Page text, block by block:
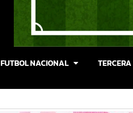
FUTBOL NACIONAL